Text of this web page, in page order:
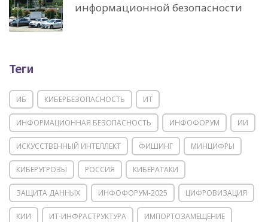
информационной безопасности
Теги
ИБ КИБЕРБЕЗОПАСНОСТЬ ИТ
ИНФОРМАЦИОННАЯ БЕЗОПАСНОСТЬ ИНФОФОРУМ ИИ
ИСКУССТВЕННЫЙ ИНТЕЛЛЕКТ ФИШИНГ МИНЦИФРЫ
КИБЕРУГРОЗЫ РОССИЯ КИБЕРАТАКИ
ЗАЩИТА ДАННЫХ ИНФОФОРУМ-2025 ЦИФРОВИЗАЦИЯ
КИИ ИТ-ИНФРАСТРУКТУРА ИМПОРТОЗАМЕЩЕНИЕ